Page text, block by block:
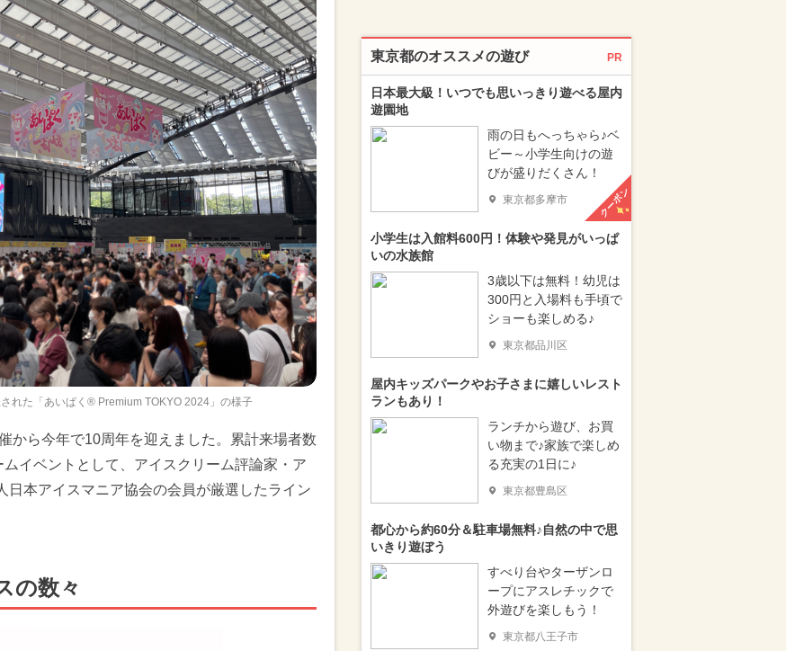
れた「あいぱく® Premium TOKYO 2024」の様子
から今年で10周年を迎えました。累計来場者数
イベントとして、アイスクリーム評論家・ア
日本アイスマニア協会の会員が厳選したライン
の数々
東京都のオススメの遊び PR
日本最大級！いつでも思いっきり遊べる屋内
遊園地
雨の日もへっちゃら♪ベ
ビー～小学生向けの遊
びが盛りだくさん！
東京都多摩市 クーポン
小学生は入館料600円！体験や発見がいっぱ
いの水族館
3歳以下は無料！幼児は
300円と入場料も手頃で
ショーも楽しめる♪
東京都品川区
屋内キッズパークやお子さまに嬉しいレスト
ランもあり！
ランチから遊び、お買
い物まで♪家族で楽しめ
る充実の1日に♪
東京都豊島区
都心から約60分＆駐車場無料♪自然の中で思
いきり遊ぼう
すべり台やターザンロ
ープにアスレチックで
外遊びを楽しもう！
東京都八王子市